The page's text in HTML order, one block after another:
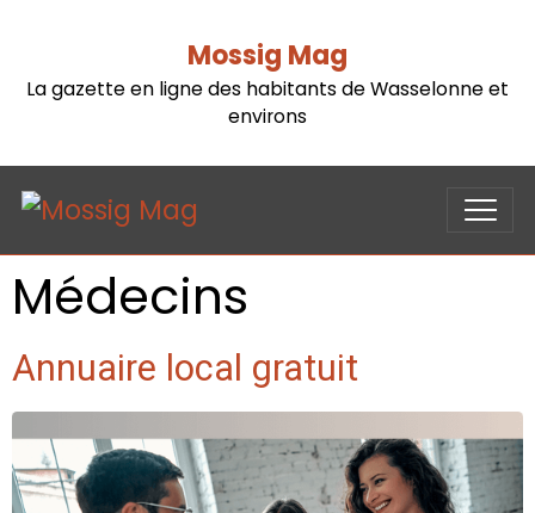
Mossig Mag
La gazette en ligne des habitants de Wasselonne et
environs
Médecins
Annuaire local gratuit